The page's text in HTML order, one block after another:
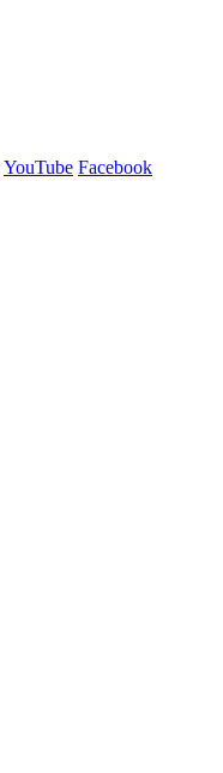
YouTube Facebook